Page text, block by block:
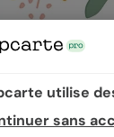
utilise
sans